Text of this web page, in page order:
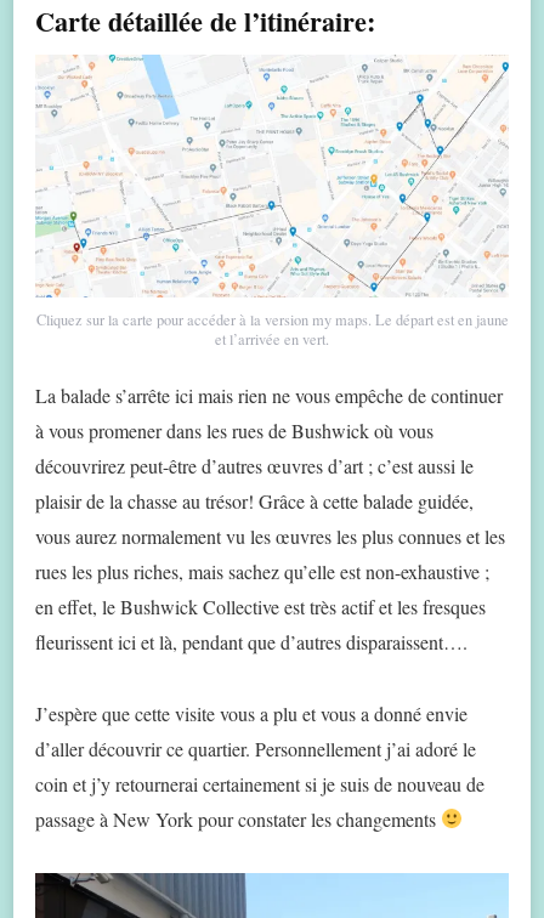
Carte détaillée de l’itinéraire:
Cliquez sur la carte pour accéder à la version my maps. Le départ est en jaune
et l’arrivée en vert.
La balade s’arrête ici mais rien ne vous empêche de continuer
à vous promener dans les rues de Bushwick où vous
découvrirez peut-être d’autres œuvres d’art ; c’est aussi le
plaisir de la chasse au trésor! Grâce à cette balade guidée,
vous aurez normalement vu les œuvres les plus connues et les
rues les plus riches, mais sachez qu’elle est non-exhaustive ;
en effet, le Bushwick Collective est très actif et les fresques
fleurissent ici et là, pendant que d’autres disparaissent….
J’espère que cette visite vous a plu et vous a donné envie
d’aller découvrir ce quartier. Personnellement j’ai adoré le
coin et j’y retournerai certainement si je suis de nouveau de
passage à New York pour constater les changements